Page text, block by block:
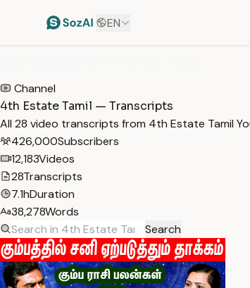
EN
Channel
4th Estate Tamil — Transcripts
All 28 video transcripts from 4th Estate Tamil
426,000Subscribers
12,183Videos
28Transcripts
7.1hDuration
38,278Words
Search